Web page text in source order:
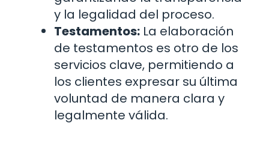
y la legalidad del proceso.
Testamentos: La elaboración
de testamentos es otro de los
servicios clave, permitiendo a
los clientes expresar su última
voluntad de manera clara y
legalmente válida.